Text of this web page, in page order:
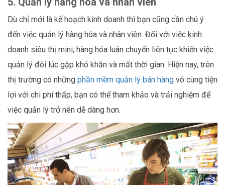
Dù chỉ mới là kế hoạch kinh doanh thì bạn cũng cần chú ý
đến việc quản lý hàng hóa và nhân viên. Đối với việc kinh
doanh siêu thị mini, hàng hóa luân chuyển liên tục khiến việc
quản lý đôi lúc gặp khó khăn và mất thời gian. Hiện nay, trên
thị trường có những phần mềm quản lý bán hàng vô cùng tiện
lợi với chi phí thấp, bạn có thể tham khảo và trải nghiệm để
việc quản lý trở nên dễ dàng hơn.